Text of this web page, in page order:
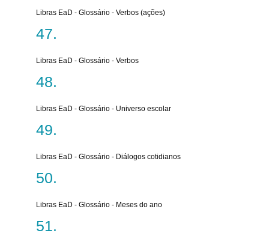
Libras EaD - Glossário - Verbos (ações)
Libras EaD - Glossário - Verbos
Libras EaD - Glossário - Universo escolar
Libras EaD - Glossário - Diálogos cotidianos
Libras EaD - Glossário - Meses do ano